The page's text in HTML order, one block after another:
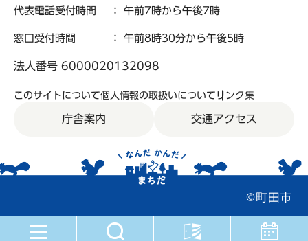
代表電話受付時間 ： 午前7時から午後7時
窓口受付時間 ： 午前8時30分から午後5時
法人番号 6000020132098
このサイトについて個人情報の取扱いについて リンク集
庁舎案内 交通アクセス